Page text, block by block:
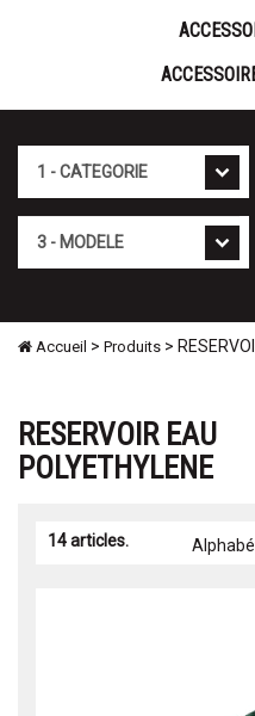
Accueil > Produits >
RESERVOIR EAU
POLYETHYLENE
14 articles.